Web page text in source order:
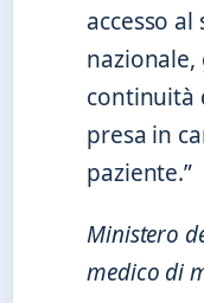
accesso
continuità
presa in
paziente.”
Ministero
medico di